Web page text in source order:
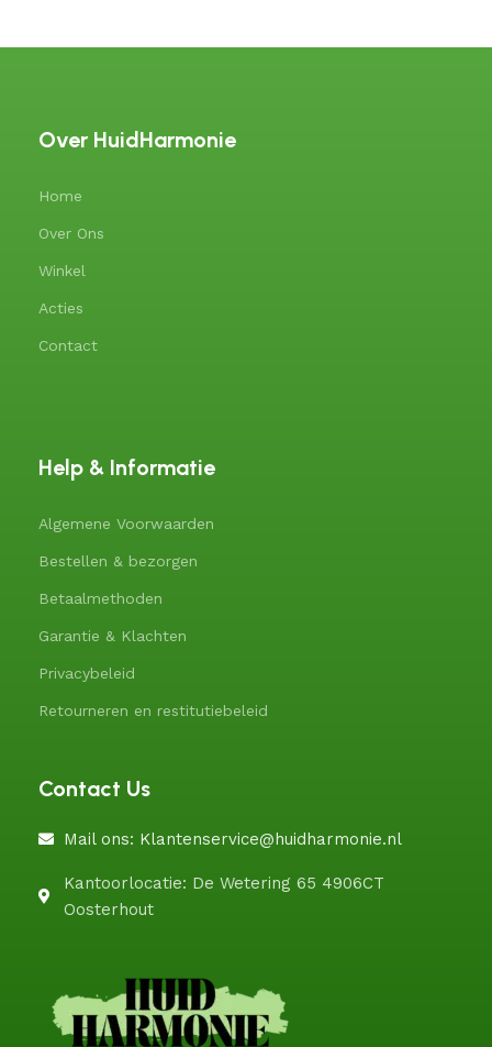
Over HuidHarmonie
Home
Over Ons
Winkel
Acties
Contact
Help & Informatie
Algemene Voorwaarden
Bestellen & bezorgen
Betaalmethoden
Garantie & Klachten
Privacybeleid
Retourneren en restitutiebeleid
Contact Us
Mail ons: Klantenservice@huidharmonie.nl
Kantoorlocatie: De Wetering 65 4906CT
Oosterhout